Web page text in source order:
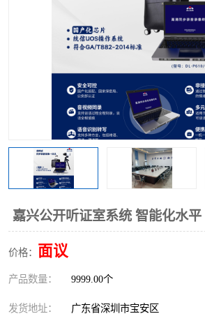
嘉兴公开听证室系统 智能化水平
价格： 面议
产品数量： 9999.00个
发货地址： 广东省深圳市宝安区